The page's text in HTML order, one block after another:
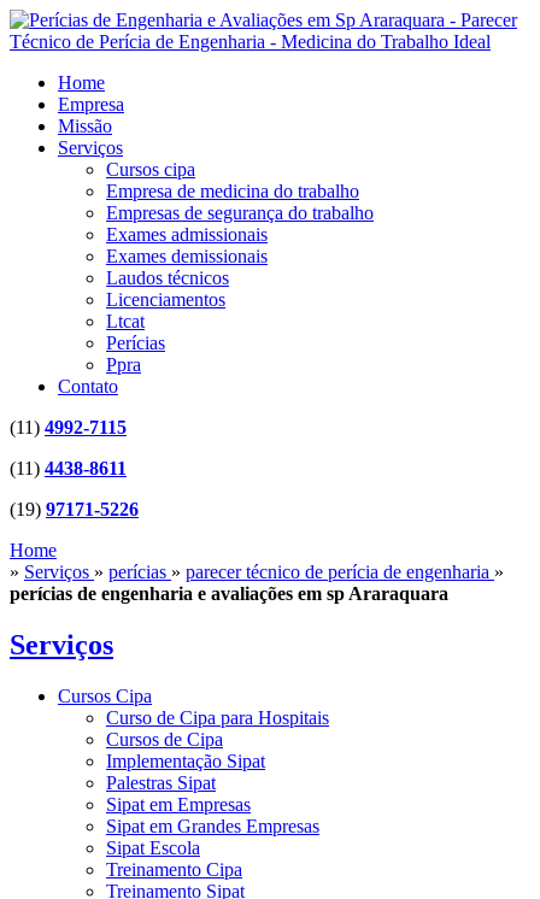
Home
Empresa
Missão
Serviços
Cursos cipa
Empresa de medicina do trabalho
Empresas de segurança do trabalho
Exames admissionais
Exames demissionais
Laudos técnicos
Licenciamentos
Ltcat
Perícias
Ppra
Contato
(11) 4992-7115
(11) 4438-8611
(19) 97171-5226
Home
» Serviços » perícias » parecer técnico de perícia de engenharia »
perícias de engenharia e avaliações em sp Araraquara
Serviços
Cursos Cipa
Curso de Cipa para Hospitais
Cursos de Cipa
Implementação Sipat
Palestras Sipat
Sipat em Empresas
Sipat em Grandes Empresas
Sipat Escola
Treinamento Cipa
Treinamento Sipat